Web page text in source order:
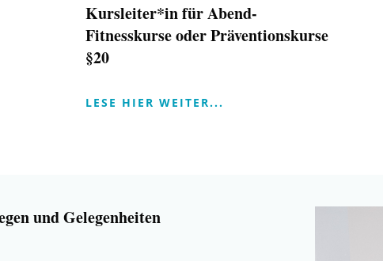
Kursleiter*in für Abend-
Fitnesskurse oder Präventionskurse
§20
LESE HIER WEITER...
und Gelegenheiten